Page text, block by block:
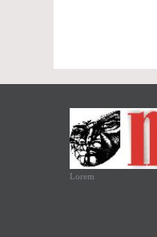
Lorem